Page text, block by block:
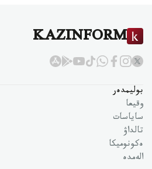
KAZINFORM
بوليمدەر
وقيعا
ساياسات
تالداۋ
ەكونوميكا
الەمدە